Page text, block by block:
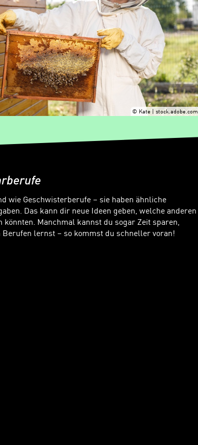
© Kate | stock.adobe.com
wie Geschwisterberufe – sie haben ähnliche
Das kann dir neue Ideen geben, welche anderen
könnten. Manchmal kannst du sogar Zeit sparen,
Berufen lernst – so kommst du schneller voran!